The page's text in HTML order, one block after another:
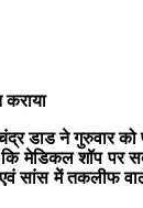
ने गुरुवार
शॉप पर
सांस में तकलीफ